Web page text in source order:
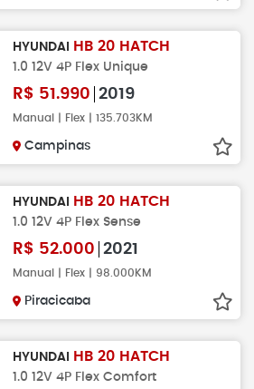
HYUNDAI HB 20 HATCH
1.0 12V 4P Flex Unique
R$ 51.990 2019
Manual | Flex | 135.703KM
Campinas
HYUNDAI HB 20 HATCH
1.0 12V 4P Flex Sense
R$ 52.000 2021
Manual | Flex | 98.000KM
Piracicaba
HYUNDAI HB 20 HATCH
1.0 12V 4P Flex Comfort